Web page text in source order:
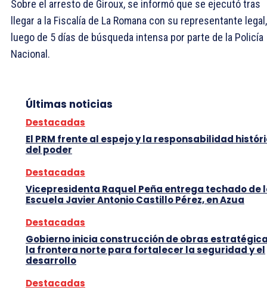
Sobre el arresto de Giroux, se informó que se ejecutó tras
llegar a la Fiscalía de La Romana con su representante legal,
luego de 5 días de búsqueda intensa por parte de la Policía
Nacional.
Últimas noticias
Destacadas
El PRM frente al espejo y la responsabilidad
del poder
Destacadas
Vicepresidenta Raquel Peña entrega techado de
Escuela Javier Antonio Castillo Pérez, en Azua
Destacadas
Gobierno inicia construcción de obras
la frontera norte para fortalecer la seguridad y el
desarrollo
Destacadas